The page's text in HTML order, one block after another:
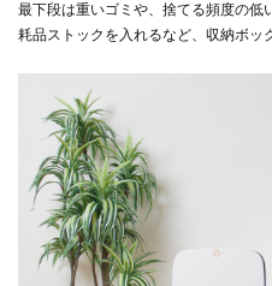
最下段は重いゴミや、捨てる頻度の低
耗品ストックを入れるなど、収納ボッ